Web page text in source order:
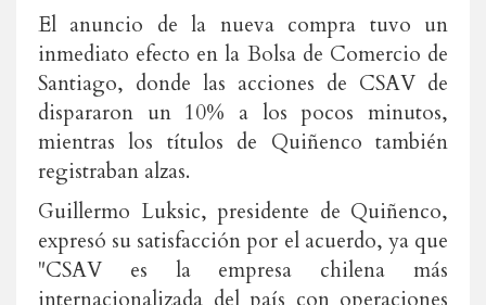
El anuncio de la nueva compra tuvo un
inmediato efecto en la Bolsa de Comercio de
Santiago, donde las acciones de CSAV de
dispararon un 10% a los pocos minutos,
mientras los títulos de Quiñenco también
registraban alzas.
Guillermo Luksic, presidente de Quiñenco,
expresó su satisfacción por el acuerdo, ya que
"CSAV es la empresa chilena más